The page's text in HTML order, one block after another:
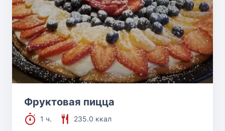
Фруктовая пицца
1 ч.
235.0 ккал